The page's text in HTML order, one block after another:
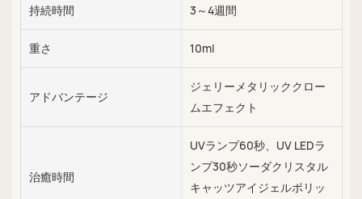
持続時間 3～4週間
重さ 10ml
アドバンテージ
ジェリーメタリッククロー
ムエフェクト
治癒時間
UVランプ60秒、UV LEDラ
ンプ30秒ソーダクリスタル
キャッツアイジェルポリッ